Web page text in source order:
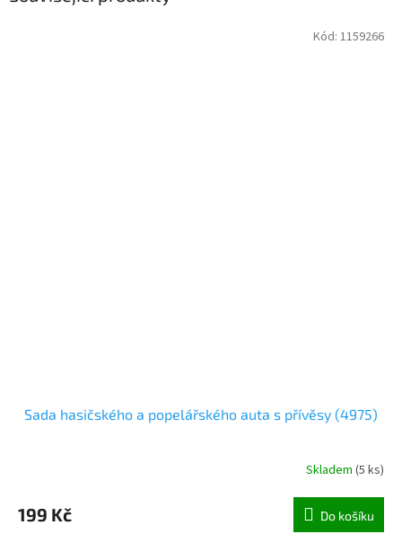
Sada hasičského a popelářského auta s přívěsy (4975)
Skladem (5 ks)
199 Kč Do košíku
Kód: 1159266